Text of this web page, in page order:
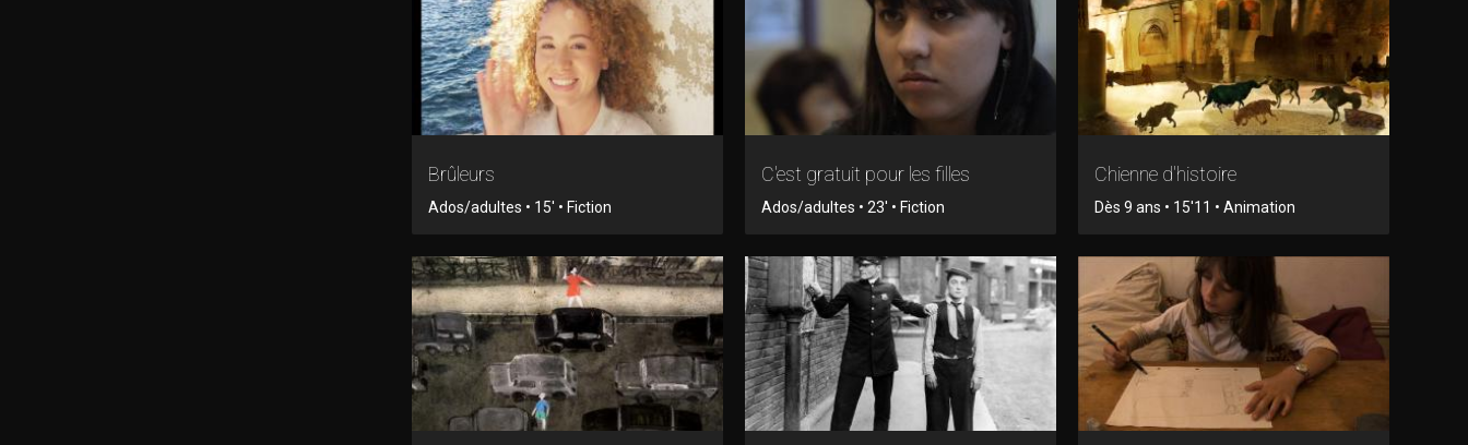
Brûleurs
Ados/adultes • 15' • Fiction
C'est gratuit pour les filles
Ados/adultes • 23' • Fiction
Chienne d'histoire
Dès 9 ans • 15'11 • Animation